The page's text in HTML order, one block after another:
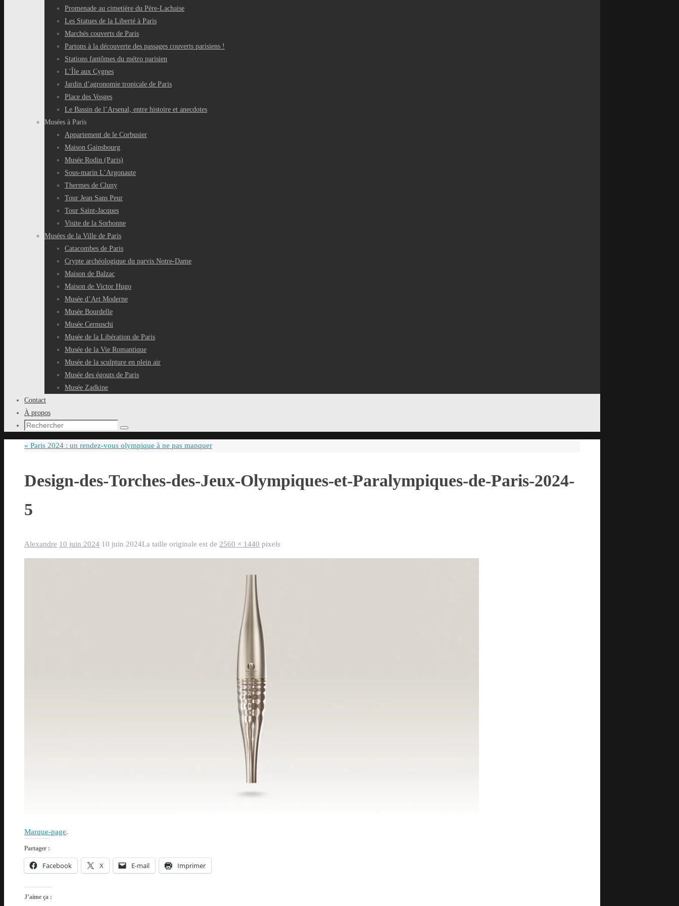
Promenade au cimetière du Père-Lachaise
Les Statues de la Liberté à Paris
Marchés couverts de Paris
Partons à la découverte des passages couverts parisiens !
Stations fantômes du métro parisien
L’Île aux Cygnes
Jardin d’agronomie tropicale de Paris
Place des Vosges
Le Bassin de l’Arsenal, entre histoire et anecdotes
Musées à Paris
Appartement de le Corbusier
Maison Gainsbourg
Musée Rodin (Paris)
Sous-marin L’Argonaute
Thermes de Cluny
Tour Jean Sans Peur
Tour Saint-Jacques
Visite de la Sorbonne
Musées de la Ville de Paris
Catacombes de Paris
Crypte archéologique du parvis Notre-Dame
Maison de Balzac
Maison de Victor Hugo
Musée d’Art Moderne
Musée Bourdelle
Musée Cernuschi
Musée de la Libération de Paris
Musée de la Vie Romantique
Musée de la sculpture en plein air
Musée des égouts de Paris
Musée Zadkine
Contact
À propos
Recherche
:
Rechercher
« Paris 2024 : un rendez-vous olympique à ne pas manquer
Design-des-Torches-des-Jeux-Olympiques-et-Paralympiques-de-Paris-2024-
5
Alexandre 10 juin 2024 10 juin 2024La taille originale est de 2560 × 1440 pixels
Marque-page.
Partager :
Facebook X E-mail Imprimer
J’aime ça :